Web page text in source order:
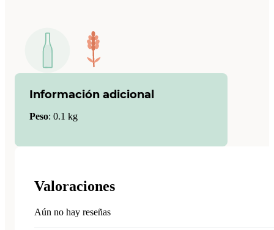
Información adicional
Peso: 0.1 kg
Valoraciones
Aún no hay reseñas